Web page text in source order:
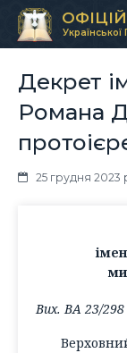
Декрет
Романа
25 грудня 2023
Вих. ВА 23/298